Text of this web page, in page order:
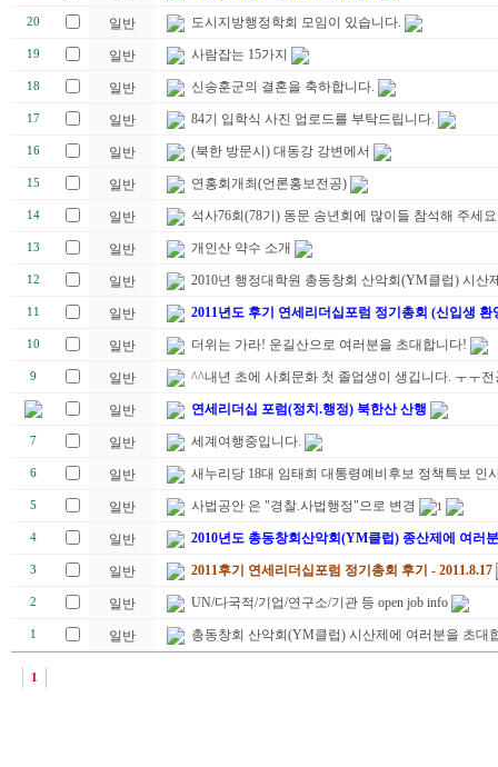
20 일반 도시지방행정학회 모임이 있습니다.
19 일반 사람잡는 15가지
18 일반 신송훈군의 결혼을 축하합니다.
17 일반 84기 입학식 사진 업로드를 부탁드립니다.
16 일반 (북한 방문시) 대동강 강변에서
15 일반 연홍회개최(언론홍보전공)
14 일반 석사76회(78기) 동문 송년회에 많이들 참석해 주세요
13 일반 개인산 약수 소개
12 일반 2010년 행정대학원 총동창회 산악회(YM클럽) 시산
11 일반 2011년도 후기 연세리더십포럼 정기총회 (신입생
10 일반 더위는 가라! 운길산으로 여러분을 초대합니다!
9 일반 ^^내년 초에 사회문화 첫 졸업생이 생깁니다. ㅜㅜ
일반 연세리더십 포럼(정치.행정) 북한산 산행
7 일반 세계여행중입니다.
6 일반 새누리당 18대 임태희 대통령예비후보 정책특보 인
5 일반 사법공안 은 "경찰.사법행정"으로 변경 1
4 일반 2010년도 총동창회산악회(YM클럽) 종산제에 여러
3 일반 2011후기 연세리더십포럼 정기총회 후기 - 2011.8.17
2 일반 UN/다국적/기업/연구소/기관 등 open job info
1 일반 총동창회 산악회(YM클럽) 시산제에 여러분을 초대
1